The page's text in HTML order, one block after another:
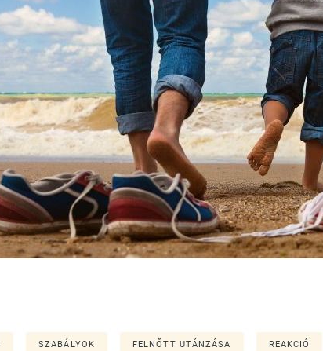
SZABÁLYOK FELNŐTT UTÁNZÁSA REAKCIÓ